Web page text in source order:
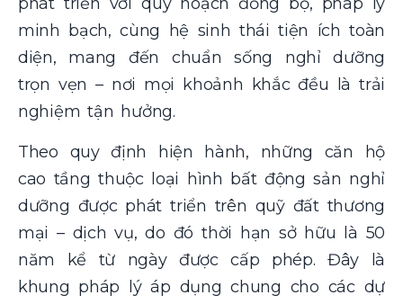
minh bạch, cùng hệ sinh thái tiện ích toàn
diện, mang đến chuẩn sống nghỉ dưỡng
trọn vẹn – nơi mọi khoảnh khắc đều là trải
nghiệm tận hưởng.
Theo quy định hiện hành, những căn hộ
cao tầng thuộc loại hình bất động sản nghỉ
dưỡng được phát triển trên quỹ đất thương
mại – dịch vụ, do đó thời hạn sở hữu là 50
năm kể từ ngày được cấp phép. Đây là
khung pháp lý áp dụng chung cho các dự